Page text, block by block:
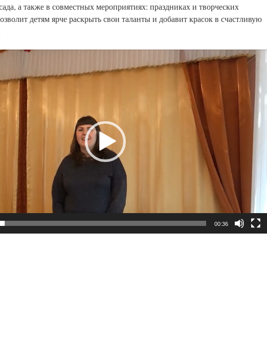
а также в совместных мероприятиях: праздниках и творческих
детям ярче раскрыть свои таланты и добавит красок в счастливую
00:36